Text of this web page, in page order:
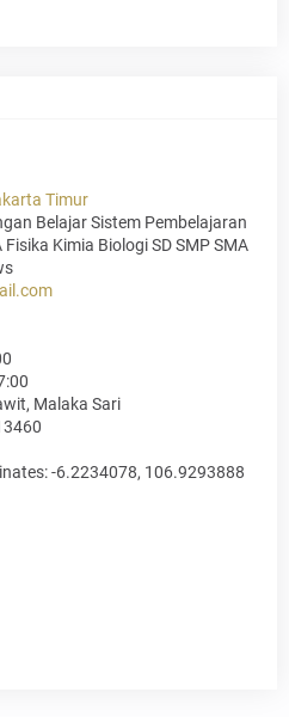
Belajar Sistem Pembelajaran
Kimia Biologi SD SMP SMA
Malaka Sari
-6.2234078, 106.9293888